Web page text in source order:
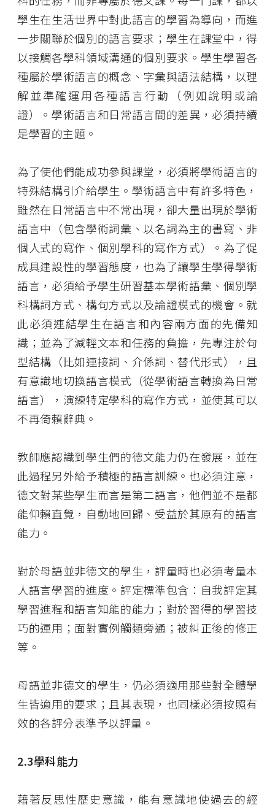
學生在生活世界中對此語言的學習為導向，而進
一步關聯於個別的語言要求；學生在課堂中，得
以接觸各學科領域溝通的個別要求。學生學習各
種屬於學術語言的概念、字彙與語法結構，以理
解並準確運用各種語言行動（例如說明或論
證）。學術語言和日常語言間的差異，必須持續
是學習的主題。
為了使他們能成功參與課堂，必須將學術語言的
特殊結構引介給學生。學術語言中有許多特色，
雖然在日常語言中不常出現，卻大量出現於學術
語言中（包含學術詞彙、以名詞為主的書寫、非
個人式的寫作、個別學科的寫作方式）。為了促
成具建設性的學習態度，也為了讓學生學得學術
語言，必須給予學生研習基本學術語彙、個別學
科構詞方式、構句方式以及論證模式的機會。就
此必須連結學生在語言和內容兩方面的先備知
識；並為了減輕文本和任務的負擔，先專注於句
型結構（比如連接詞、介係詞、替代形式），且
有意識地切換語言模式（從學術語言轉換為日常
語言），演練特定學科的寫作方式，並使其可以
不再倚賴辭典。
教師應認識到學生們的德文能力仍在發展，並在
此過程另外給予積極的語言訓練。也必須注意，
德文對某些學生而言是第二語言，他們並不是都
能仰賴直覺，自動地回歸、受益於其原有的語言
能力。
對於母語並非德文的學生，評量時也必須考量本
人語言學習的進度。評定標準包含：自我評定其
學習進程和語言知能的能力；對於習得的學習技
巧的運用；面對實例觸類旁通；被糾正後的修正
等。
母語並非德文的學生，仍必須適用那些對全體學
生皆適用的要求；且其表現，也同樣必須按照有
效的各評分表準予以評量。
2.3學科能力
藉著反思性歷史意識，能有意識地使過去的經